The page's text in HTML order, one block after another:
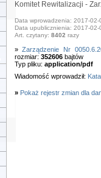
Komitet Rewitalizacji -
Data wprowadzenia: 2017-02-
Data upublicznienia: 2017-02-
Art. czytany: 8402 razy
»Zarządzenie Nr
rozmiar: 352606bajtów
Typ pliku: application/pdf
Wiadomość wprowadził:
» Pokaż rejestr zmian dla